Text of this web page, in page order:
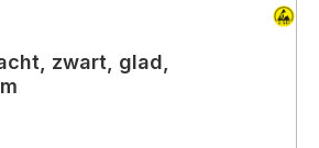
zwart, glad,